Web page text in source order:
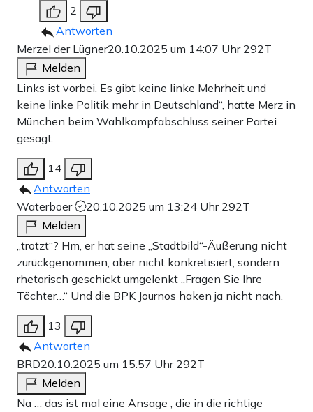
2
Antworten
Merzel der Lügner20.10.2025 um 14:07 Uhr 292T
Melden
Links ist vorbei. Es gibt keine linke Mehrheit und
keine linke Politik mehr in Deutschland“, hatte Merz in
München beim Wahlkampfabschluss seiner Partei
gesagt.
14
Antworten
Waterboer
20.10.2025 um 13:24 Uhr 292T
Melden
„trotzt“? Hm, er hat seine „Stadtbild“-Äußerung nicht
zurückgenommen, aber nicht konkretisiert, sondern
rhetorisch geschickt umgelenkt „Fragen Sie Ihre
Töchter…“ Und die BPK Journos haken ja nicht nach.
13
Antworten
BRD20.10.2025 um 15:57 Uhr 292T
Melden
Na … das ist mal eine Ansage , die in die richtige